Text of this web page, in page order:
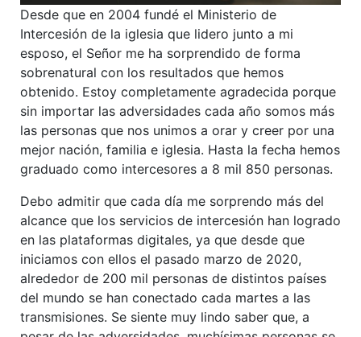
Desde que en 2004 fundé el Ministerio de
Intercesión de la iglesia que lidero junto a mi
esposo, el Señor me ha sorprendido de forma
sobrenatural con los resultados que hemos
obtenido. Estoy completamente agradecida porque
sin importar las adversidades cada año somos más
las personas que nos unimos a orar y creer por una
mejor nación, familia e iglesia. Hasta la fecha hemos
graduado como intercesores a 8 mil 850 personas.
Debo admitir que cada día me sorprendo más del
alcance que los servicios de intercesión han logrado
en las plataformas digitales, ya que desde que
iniciamos con ellos el pasado marzo de 2020,
alrededor de 200 mil personas de distintos países
del mundo se han conectado cada martes a las
transmisiones. Se siente muy lindo saber que, a